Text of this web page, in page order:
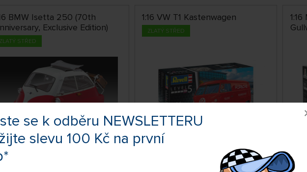
se k odběru NEWSLETTERU
slevu 100 Kč na první
BMW Isetta 250 (70th
Exclusive Edition)
ZLATÝ STŘED
1:16 VW T1 Kastenwagen
ZLATÝ STŘED
SKLADEM 1 KS